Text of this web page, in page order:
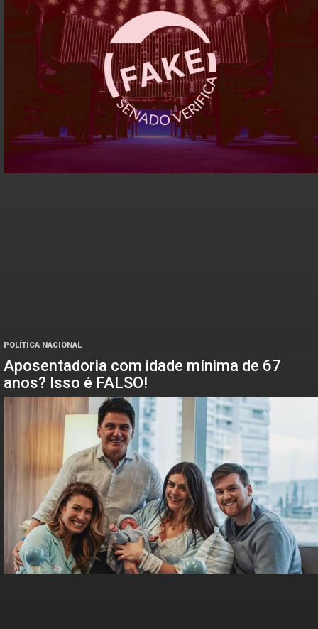
POLÍTICA NACIONAL
Aposentadoria com idade mínima de 67
anos? Isso é FALSO!